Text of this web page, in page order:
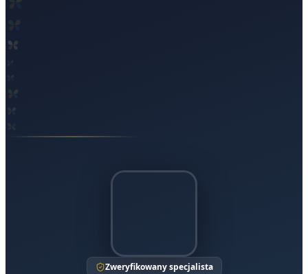
Zweryfikowany specjalista